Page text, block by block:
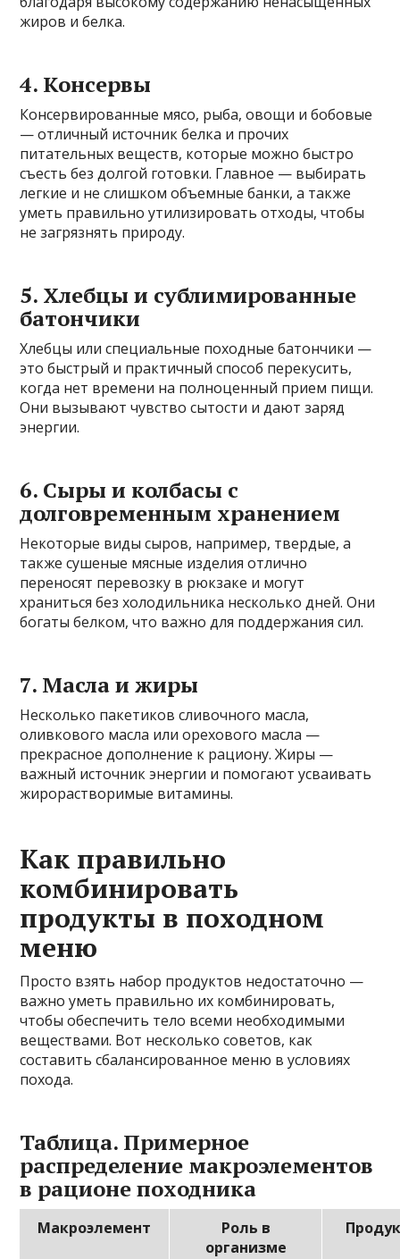
жиров и белка.
4. Консервы
Консервированные мясо, рыба, овощи и бобовые
— отличный источник белка и прочих
питательных веществ, которые можно быстро
съесть без долгой готовки. Главное — выбирать
легкие и не слишком объемные банки, а также
уметь правильно утилизировать отходы, чтобы
не загрязнять природу.
5. Хлебцы и сублимированные
батончики
Хлебцы или специальные походные батончики —
это быстрый и практичный способ перекусить,
когда нет времени на полноценный прием пищи.
Они вызывают чувство сытости и дают заряд
энергии.
6. Сыры и колбасы с
долговременным хранением
Некоторые виды сыров, например, твердые, а
также сушеные мясные изделия отлично
переносят перевозку в рюкзаке и могут
храниться без холодильника несколько дней. Они
богаты белком, что важно для поддержания сил.
7. Масла и жиры
Несколько пакетиков сливочного масла,
оливкового масла или орехового масла —
прекрасное дополнение к рациону. Жиры —
важный источник энергии и помогают усваивать
жирорастворимые витамины.
Как правильно
комбинировать
продукты в походном
меню
Просто взять набор продуктов недостаточно —
важно уметь правильно их комбинировать,
чтобы обеспечить тело всеми необходимыми
веществами. Вот несколько советов, как
составить сбалансированное меню в условиях
похода.
Таблица. Примерное
распределение макроэлементов
в рационе походника
Макроэлемент
Роль в
организме